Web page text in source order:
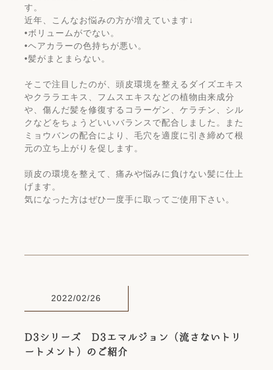
す。
近年、こんなお悩みの方が増えています↓
•ボリュームがでない。
•ヘアカラーの色持ちが悪い。
•髪がまとまらない。
そこで注目したのが、頭皮環境を整えるダイズエキス
やクララエキス、フムスエキスなどの植物由来成分
や、傷んだ髪を修復するコラーゲン、ケラチン、シル
クなどをちょうどいいバランスで配合しました。また
ミョウバンの配合により、毛穴を適度に引き締めて根
元の立ち上がりを促します。
頭皮の環境を整えて、痛みや悩みに負けない髪に仕上
げます。
気になった方はぜひ一度手に取ってご使用下さい。
2022/02/26
D3シリーズ D3エマルジョン（流さないトリ
ートメント）のご紹介